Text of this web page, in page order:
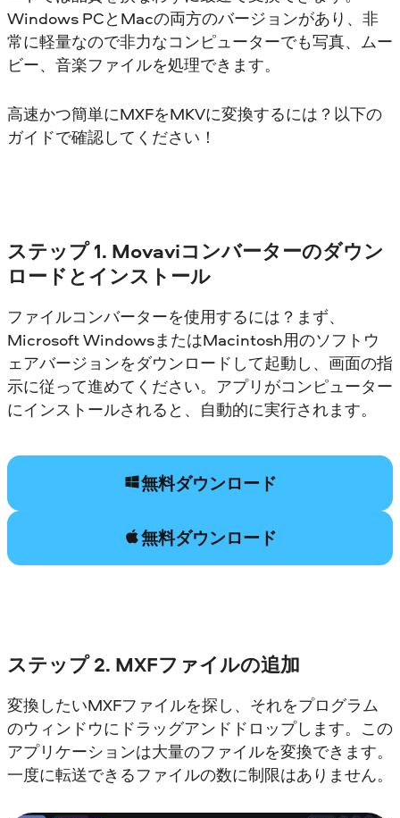
Windows PCとMacの両方のバージョンがあり、非
常に軽量なので非力なコンピューターでも写真、ムー
ビー、音楽ファイルを処理できます。
高速かつ簡単にMXFをMKVに変換するには？以下の
ガイドで確認してください！
ステップ 1. Movaviコンバーターのダウン
ロードとインストール
ファイルコンバーターを使用するには？まず、
Microsoft WindowsまたはMacintosh用のソフトウ
ェアバージョンをダウンロードして起動し、画面の指
示に従って進めてください。アプリがコンピューター
にインストールされると、自動的に実行されます。
無料ダウンロード
無料ダウンロード
ステップ 2. MXFファイルの追加
変換したいMXFファイルを探し、それをプログラム
のウィンドウにドラッグアンドドロップします。この
アプリケーションは大量のファイルを変換できます。
一度に転送できるファイルの数に制限はありません。